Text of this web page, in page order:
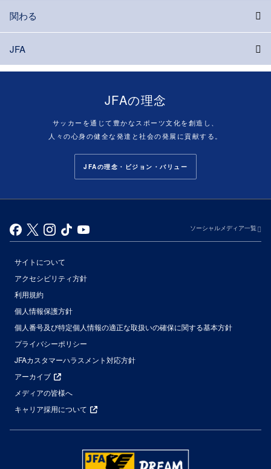
関わる
JFA
JFAの理念
サッカーを通じて豊かなスポーツ文化を創造し、
人々の心身の健全な発達と社会の発展に貢献する。
JFAの理念・ビジョン・バリュー
ソーシャルメディア一覧
サイトについて
アクセシビリティ方針
利用規約
個人情報保護方針
個人番号及び特定個人情報の適正な取扱いの確保に関する基本方針
プライバシーポリシー
JFAカスタマーハラスメント対応方針
アーカイブ
メディアの皆様へ
キャリア採用について